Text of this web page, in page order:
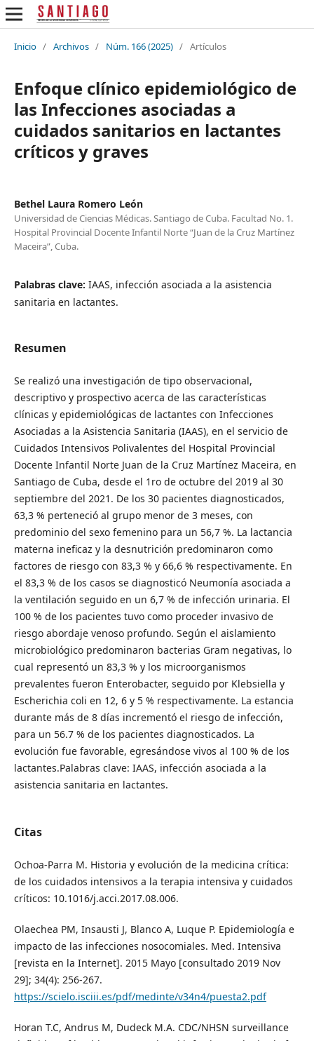
Inicio / Archivos / Núm. 166 (2025) / Artículos
Enfoque clínico epidemiológico de
las Infecciones asociadas a
cuidados sanitarios en lactantes
críticos y graves
Bethel Laura Romero León
Universidad de Ciencias Médicas. Santiago de Cuba. Facultad No. 1.
Hospital Provincial Docente Infantil Norte “Juan de la Cruz Martínez
Maceira”, Cuba.
Palabras clave: IAAS, infección asociada a la asistencia
sanitaria en lactantes.
Resumen
Se realizó una investigación de tipo observacional,
descriptivo y prospectivo acerca de las características
clínicas y epidemiológicas de lactantes con Infecciones
Asociadas a la Asistencia Sanitaria (IAAS), en el servicio de
Cuidados Intensivos Polivalentes del Hospital Provincial
Docente Infantil Norte Juan de la Cruz Martínez Maceira, en
Santiago de Cuba, desde el 1ro de octubre del 2019 al 30
septiembre del 2021. De los 30 pacientes diagnosticados,
63,3 % perteneció al grupo menor de 3 meses, con
predominio del sexo femenino para un 56,7 %. La lactancia
materna ineficaz y la desnutrición predominaron como
factores de riesgo con 83,3 % y 66,6 % respectivamente. En
el 83,3 % de los casos se diagnosticó Neumonía asociada a
la ventilación seguido en un 6,7 % de infección urinaria. El
100 % de los pacientes tuvo como proceder invasivo de
riesgo abordaje venoso profundo. Según el aislamiento
microbiológico predominaron bacterias Gram negativas, lo
cual representó un 83,3 % y los microorganismos
prevalentes fueron Enterobacter, seguido por Klebsiella y
Escherichia coli en 12, 6 y 5 % respectivamente. La estancia
durante más de 8 días incrementó el riesgo de infección,
para un 56.7 % de los pacientes diagnosticados. La
evolución fue favorable, egresándose vivos al 100 % de los
lactantes.Palabras clave: IAAS, infección asociada a la
asistencia sanitaria en lactantes.
Citas
Ochoa-Parra M. Historia y evolución de la medicina crítica:
de los cuidados intensivos a la terapia intensiva y cuidados
críticos: 10.1016/j.acci.2017.08.006.
Olaechea PM, Insausti J, Blanco A, Luque P. Epidemiología e
impacto de las infecciones nosocomiales. Med. Intensiva
[revista en la Internet]. 2015 Mayo [consultado 2019 Nov
29]; 34(4): 256-267.
https://scielo.isciii.es/pdf/medinte/v34n4/puesta2.pdf
Horan T.C, Andrus M, Dudeck M.A. CDC/NHSN surveillance